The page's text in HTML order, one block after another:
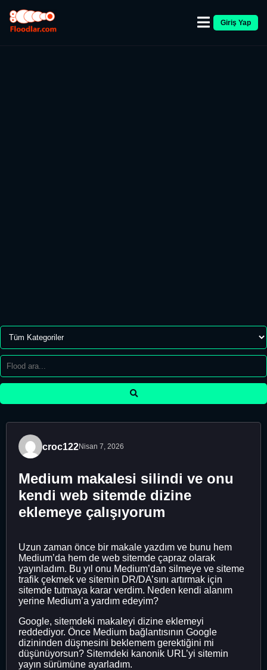
Giriş Yap
croc122Nisan 7, 2026
Medium makalesi silindi ve onu
kendi web sitemde dizine
eklemeye çalışıyorum
Uzun zaman önce bir makale yazdım ve bunu hem
Medium’da hem de web sitemde çapraz olarak
yayınladım. Bu yıl onu Medium’dan silmeye ve siteme
trafik çekmek ve sitemin DR/DA’sını artırmak için
sitemde tutmaya karar verdim. Neden kendi alanım
yerine Medium’a yardım edeyim?
Google, sitemdeki makaleyi dizine eklemeyi
reddediyor. Önce Medium bağlantısının Google
dizininden düşmesini beklemem gerektiğini mi
düşünüyorsun? Sitemdeki kanonik URL’yi sitemin
yayın sürümüne ayarladım.